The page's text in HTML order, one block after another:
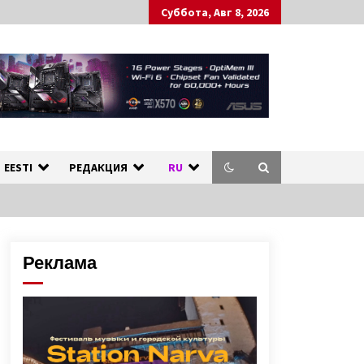
Суббота, Авг 8, 2026
EESTI РЕДАКЦИЯ RU
Реклама